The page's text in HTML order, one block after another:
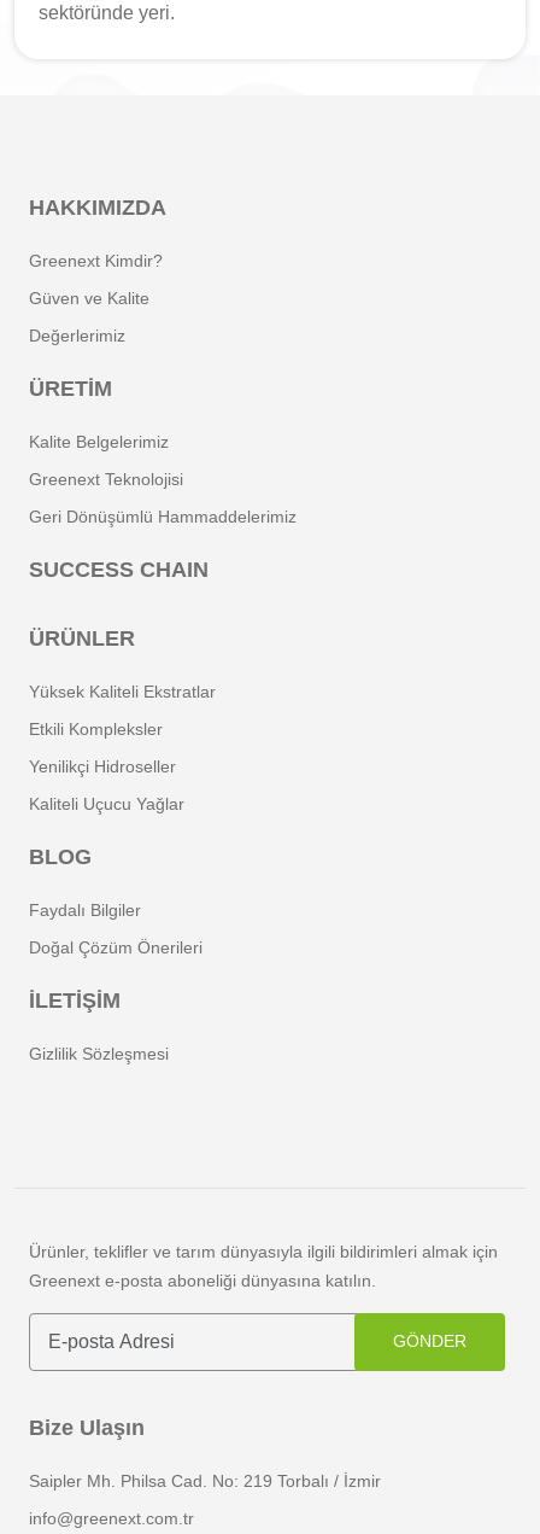
sektöründe yeri.
HAKKIMIZDA
Greenext Kimdir?
Güven ve Kalite
Değerlerimiz
ÜRETIM
Kalite Belgelerimiz
Greenext Teknolojisi
Geri Dönüşümlü Hammaddelerimiz
SUCCESS CHAIN
ÜRÜNLER
Yüksek Kaliteli Ekstratlar
Etkili Kompleksler
Yenilikçi Hidroseller
Kaliteli Uçucu Yağlar
BLOG
Faydalı Bilgiler
Doğal Çözüm Önerileri
İLETİŞİM
Gizlilik Sözleşmesi
Ürünler, teklifler ve tarım dünyasıyla ilgili bildirimleri almak için
Greenext e-posta aboneliği dünyasına katılın.
GÖNDER
Bize Ulaşın
Saipler Mh. Philsa Cad. No: 219 Torbalı / İzmir
info@greenext.com.tr